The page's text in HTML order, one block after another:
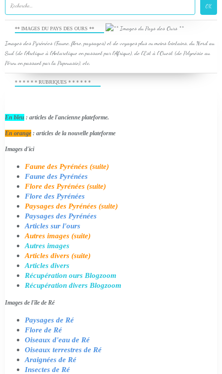
** IMAGES DU PAYS DES OURS **
Images des Pyrénées (Faune, flore, paysages) et de voyages plus ou moins lointains, du Nord au
Sud (de l'Arctique à l'Antarctique en passant par l'Afrique), de l'Est à l'Ouest (de Polynésie au
Pérou en passant par la Papouasie), etc.
* * * * * * RUBRIQUES * * * * * *
En bleu : articles de l'ancienne plateforme.
En orange : articles de la nouvelle plateforme
Images d'ici
Faune des Pyrénées (suite)
Faune des Pyrénées
Flore des Pyrénées (suite)
Flore des Pyrénées
Paysages des Pyrénées (suite)
Paysages des Pyrénées
Articles sur l'ours
Autres images (suite)
Autres images
Articles divers (suite)
Articles divers
Récupération ours Blogzoom
Récupération divers Blogzoom
Images de l'île de Ré
Paysages de Ré
Flore de Ré
Oiseaux d'eau de Ré
Oiseaux terrestres de Ré
Araignées de Ré
Insectes de Ré